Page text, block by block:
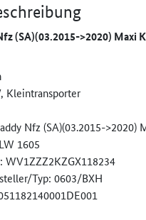
(SA)(03.2015->2020) Maxi
Kleintransporter
Nfz (SA)(03.2015->2020)
1605
WV1ZZZ2KZGX118234
Typ: 0603/BXH